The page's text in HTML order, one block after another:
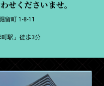
せくださいませ。
留町 1-8-11
駅」徒歩3分